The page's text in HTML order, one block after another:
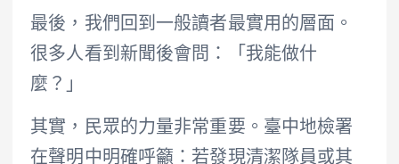
最後，我們回到一般讀者最實用的層面。
很多人看到新聞後會問：「我能做什
麼？」
其實，民眾的力量非常重要。臺中地檢署
在聲明中明確呼籲：若發現清潔隊員或其